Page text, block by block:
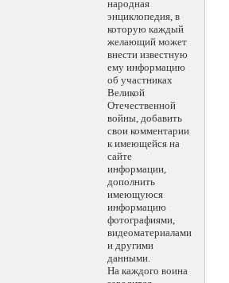
народная
энциклопедия, в
которую каждый
желающий может
внести известную
ему информацию
об участниках
Великой
Отечественной
войны, добавить
свои комментарии
к имеющейся на
сайте
информации,
дополнить
имеющуюся
информацию
фотографиями,
видеоматериалами
и другими
данными.
На каждого воина